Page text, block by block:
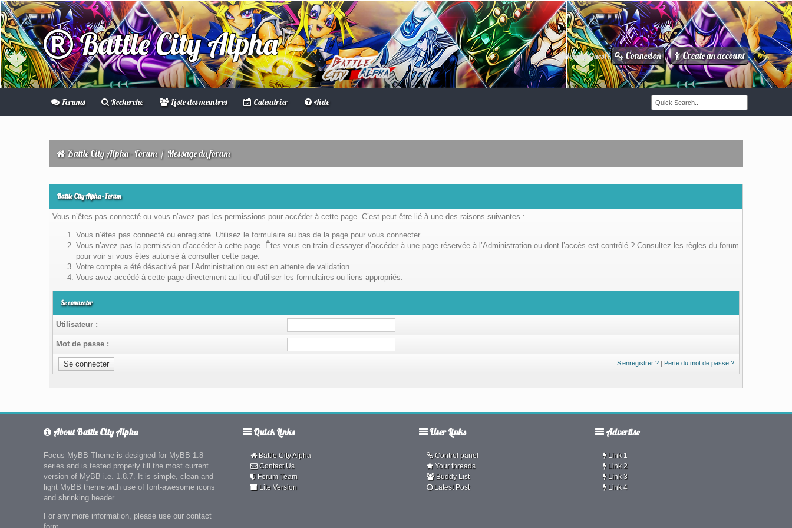
Battle City Alpha Howdy Guest! Connexion / Create an account
Forums Recherche Liste des membres Calendrier Aide
Battle City Alpha - Forum / Message du forum
Battle City Alpha - Forum
Vous n’êtes pas connecté ou vous n’avez pas les permissions pour accéder à cette page. C’est peut-être lié à une des raisons suivantes :
Vous n’êtes pas connecté ou enregistré. Utilisez le formulaire au bas de la page pour vous connecter.
Vous n’avez pas la permission d’accéder à cette page. Êtes-vous en train d’essayer d’accéder à une page réservée à l’Administration ou dont l’accès est contrôlé ? Consultez les règles du forum
pour voir si vous êtes autorisé à consulter cette page.
Votre compte a été désactivé par l’Administration ou est en attente de validation.
Vous avez accédé à cette page directement au lieu d’utiliser les formulaires ou liens appropriés.
Se connecter
Utilisateur :
Mot de passe :
S’enregistrer ?| Perte du mot de passe ?
About Battle City Alpha
Focus MyBB Theme is designed for MyBB 1.8
series and is tested properly till the most current
version of MyBB i.e. 1.8.7. It is simple, clean and
light MyBB theme with use of font-awesome icons
and shrinking header.
For any more information, please use our contact
Quick Links
Battle City Alpha
Contact Us
Forum Team
Lite Version
User Links
Control panel
Your threads
Buddy List
Latest Post
Advertise
Link 1
Link 2
Link 3
Link 4